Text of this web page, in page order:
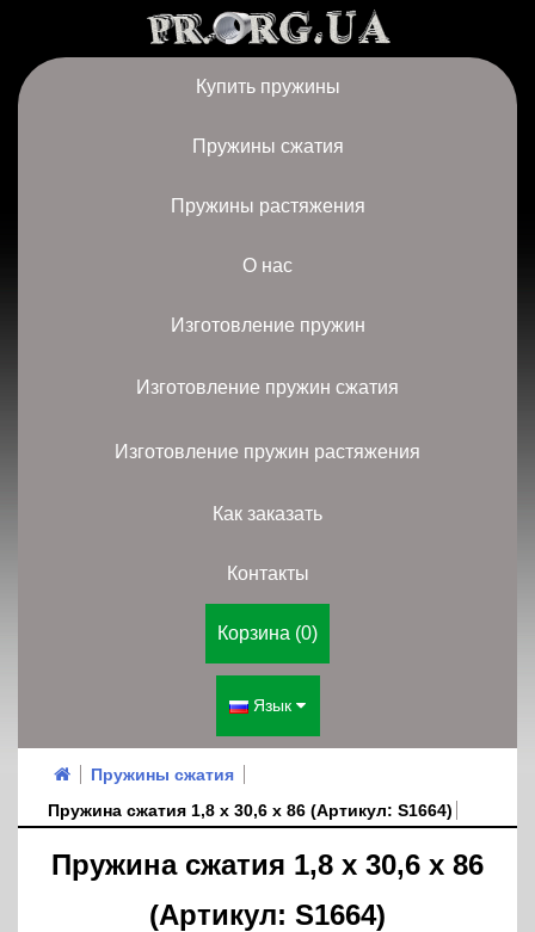
Купить пружины
Пружины сжатия
Пружины растяжения
О нас
Изготовление пружин
Изготовление пружин сжатия
Изготовление пружин растяжения
Как заказать
Контакты
Корзина (0)
Язык
Пружины сжатия
Пружина сжатия 1,8 х 30,6 х 86 (Артикул: S1664)
Пружина сжатия 1,8 х 30,6 х 86
(Артикул: S1664)